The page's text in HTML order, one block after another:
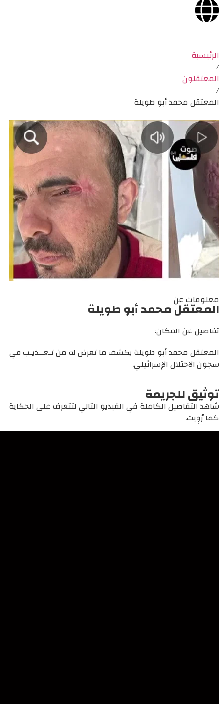
الرئيسية
/
المعتقلون
/
المعتقل محمد أبو طويلة
معلومات عن
المعتقل محمد أبو طويلة
تفاصيل عن المكان:
المعتقل محمد أبو طويلة يكشف ما تعرض له من تـعــذيـب في
سجون الاحتلال الإسرائيلي.
توثيق للجريمة
شاهد التفاصيل الكاملة في الفيديو التالي لتتعرف على الحكاية
كما رُوِيت.